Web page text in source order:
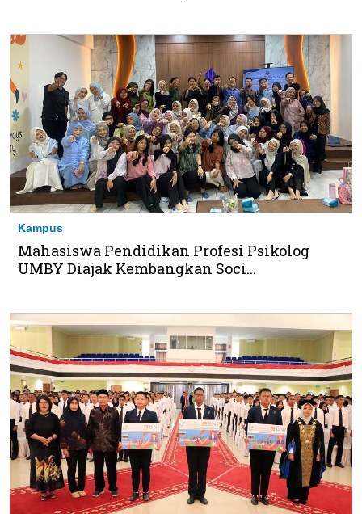
Kampus
Mahasiswa Pendidikan Profesi Psikolog
UMBY Diajak Kembangkan Soci...